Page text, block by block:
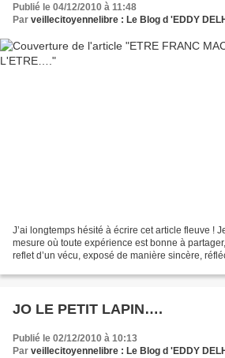
Publié le 04/12/2010 à 11:48
Par veillecitoyennelibre : Le Blog d 'EDDY
J’ai longtemps hésité à écrire cet article fleuve !
mesure où toute expérience est bonne à
reflet d’un vécu, exposé de manière sincère,
JO LE PETIT LAPIN….
Publié le 02/12/2010 à 10:13
Par veillecitoyennelibre : Le Blog d 'EDDY